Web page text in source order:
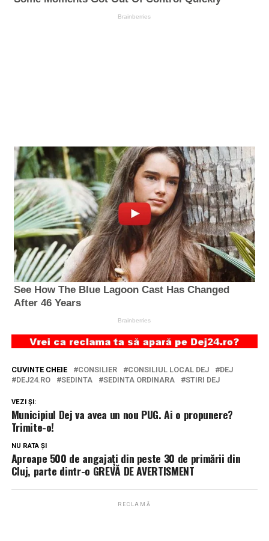
CUVINTE CHEIE CONSILIER CONSILIUL LOCAL DEJ
DEJ
DEJ24.RO
SEDINTA SEDINTA ORDINARA STIRI DEJ
VEZI ȘI:
Municipiul Dej va avea un nou PUG. Ai o propunere?
Trimite-o!
NU RATA ȘI
Aproape 500 de angajați din peste 30 de primării din
Cluj, parte dintr-o GREVĂ DE AVERTISMENT
RECLAMĂ